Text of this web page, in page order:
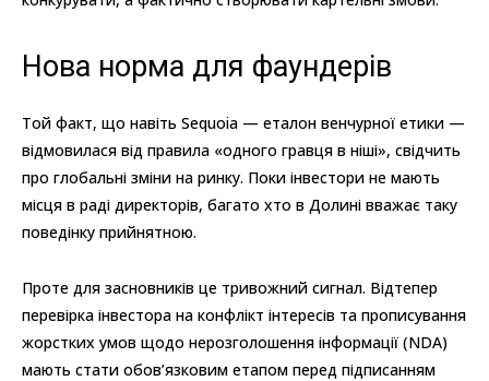
Нова норма для фаундерів
Той факт, що навіть Sequoia — еталон венчурної етики —
відмовилася від правила «одного гравця в ніші», свідчить
про глобальні зміни на ринку. Поки інвестори не мають
місця в раді директорів, багато хто в Долині вважає таку
поведінку прийнятною.
Проте для засновників це тривожний сигнал. Відтепер
перевірка інвестора на конфлікт інтересів та прописування
жорстких умов щодо нерозголошення інформації (NDA)
мають стати обов’язковим етапом перед підписанням